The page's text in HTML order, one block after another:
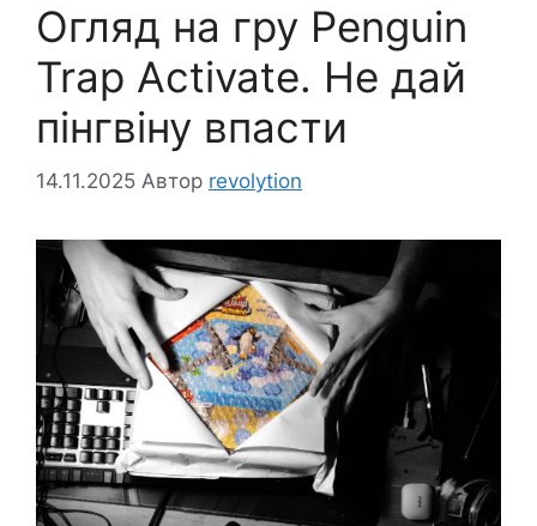
Огляд на гру Penguin
Trap Activate. Не дай
пінгвіну впасти
14.11.2025 Автор revolytion